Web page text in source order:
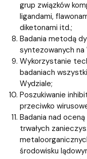
grup związków
ligandami,
diketonami itd.;
Badania metodą
syntezowanych na
Wykorzystanie
badaniach
Wydziale;
Poszukiwanie
przeciwko
Badania nad
trwałych
środowisku